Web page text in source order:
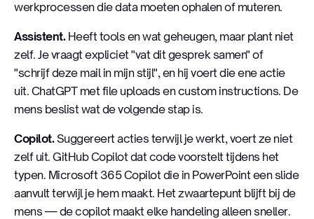
werkprocessen die data moeten ophalen of muteren.
Assistent.Heeft tools en wat geheugen, maar plant niet
zelf. Je vraagt expliciet "vat dit gesprek samen" of
"schrijf deze mail in mijn stijl", en hij voert die ene actie
uit. ChatGPT met file uploads en custom instructions. De
mens beslist wat de volgende stap is.
Copilot.Suggereert acties terwijl je werkt, voert ze niet
zelf uit. GitHub Copilot dat code voorstelt tijdens het
typen. Microsoft 365 Copilot die in PowerPoint een slide
aanvult terwijl je hem maakt. Het zwaartepunt blijft bij de
mens — de copilot maakt elke handeling alleen sneller.